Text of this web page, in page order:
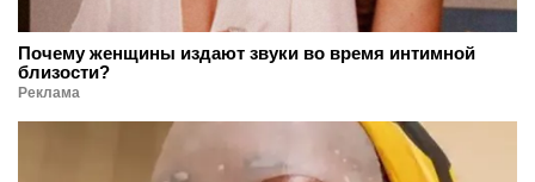
Почему женщины издают звуки во время интимной
близости?
Реклама